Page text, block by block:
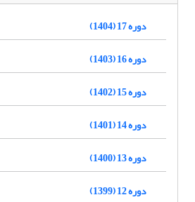
دوره 17 (1404)
دوره 16 (1403)
دوره 15 (1402)
دوره 14 (1401)
دوره 13 (1400)
دوره 12 (1399)